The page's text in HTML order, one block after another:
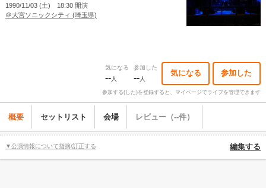
1990/11/03 (土) 18:30 開演
＠大宮ソニックシティ (埼玉県)
気になる
--人
参加した
--人
気になる 参加した
参加する(した)を登録すると、マイページでライブを管理できます
概要 セットリスト 会場 レビュー（--件）
▼公演情報について指摘/訂正する 編集する